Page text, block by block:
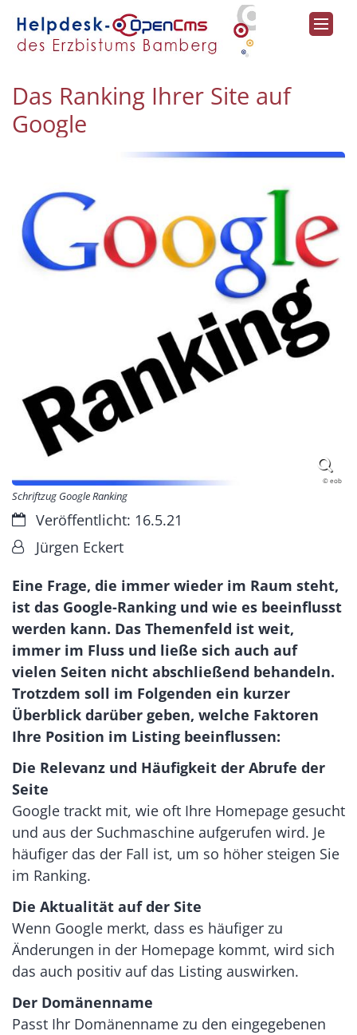
Zum Inhalt springen
Das Ranking Ihrer Site auf
Google
© eob
Schriftzug Google Ranking
Datum:Veröffentlicht: 16.5.21
Von:Jürgen Eckert
Eine Frage, die immer wieder im Raum steht,
ist das Google-Ranking und wie es beeinflusst
werden kann. Das Themenfeld ist weit,
immer im Fluss und ließe sich auch auf
vielen Seiten nicht abschließend behandeln.
Trotzdem soll im Folgenden ein kurzer
Überblick darüber geben, welche Faktoren
Ihre Position im Listing beeinflussen:
Die Relevanz und Häufigkeit der Abrufe der
Seite
Google trackt mit, wie oft Ihre Homepage gesucht
und aus der Suchmaschine aufgerufen wird. Je
häufiger das der Fall ist, um so höher steigen Sie
im Ranking.
Die Aktualität auf der Site
Wenn Google merkt, dass es häufiger zu
Änderungen in der Homepage kommt, wird sich
das auch positiv auf das Listing auswirken.
Der Domänenname
Passt Ihr Domänenname zu den eingegebenen